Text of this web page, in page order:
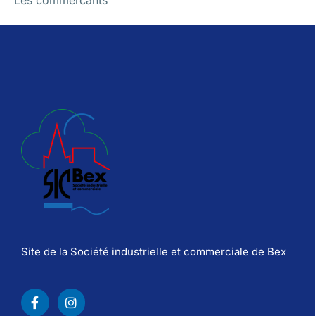
Site de la Société industrielle et commerciale de Bex